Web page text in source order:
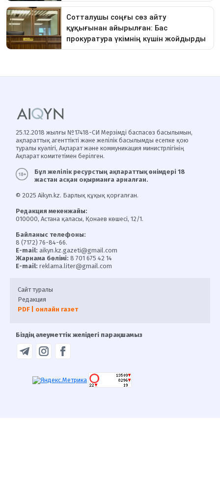
25.12.2018 жылғы №17418-СИ Мерзімді баспасөз басылымын,
ақпараттық агенттікті және желілік басылымды есепке қою
туралы куәлігі, Ақпарат және коммуникация министрлігінің
Ақпарат комитетімен берілген.
Бұл желілік ресурстың ақпараттық өнімдері 18
жастан асқан оқырманға арналған.
© 2025 Aikyn.kz. Барлық құқық қорғалған.
Редакция мекенжайы:
010000, Астана қаласы, Қонаев көшесі, 12/1.
Байланыс телефоны:
8 (7172) 76-84-66.
E-mail: aikyn.kz.gazeti@gmail.com
Жарнама бөлімі: 8 701 675 42 14
E-mail: reklama.liter@gmail.com
Сайт туралы
Редакция
PDF | онлайн газет
Біздің әлеуметтік желідегі парақшамыз